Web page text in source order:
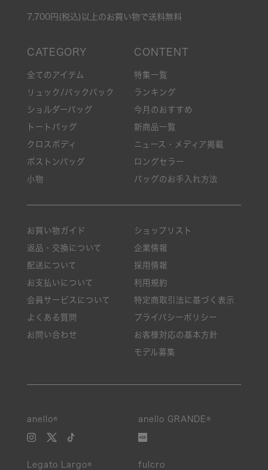
7,700円(税込)以上のお買い物で送料無料
全てのアイテム
リュック/バックパック
ショルダーバッグ
トートバッグ
クロスボディ
ボストンバッグ
小物
特集一覧
ランキング
今月のおすすめ
新商品一覧
ニュース・メディア掲載
ロングセラー
バッグのお手入れ方法
お買い物ガイド
返品・交換について
配送について
お支払いについて
会員サービスについて
よくある質問
お問い合わせ
ショップリスト
企業情報
採用情報
利用規約
特定商取引法に基づく表示
プライバシーポリシー
お客様対応の基本方針
モデル募集
anello® anello GRANDE®
Legato Largo® fulcro